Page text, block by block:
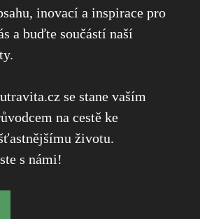
inovací a inspirace pro
a buďte součástí naší
se stane vaším
na cestě ke
životu.
s námi!